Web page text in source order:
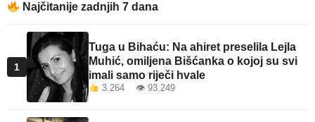
Najčitanije zadnjih 7 dana
1
Tuga u Bihaću: Na ahiret preselila Lejla
Muhić, omiljena Bišćanka o kojoj su svi
imali samo riječi hvale
3.264 👁 93.249